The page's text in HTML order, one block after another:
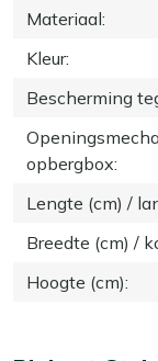
Materiaal:
Kleur:
Bescherming
opbergbox:
Lengte (cm) /
Breedte (cm) /
Hoogte (cm):